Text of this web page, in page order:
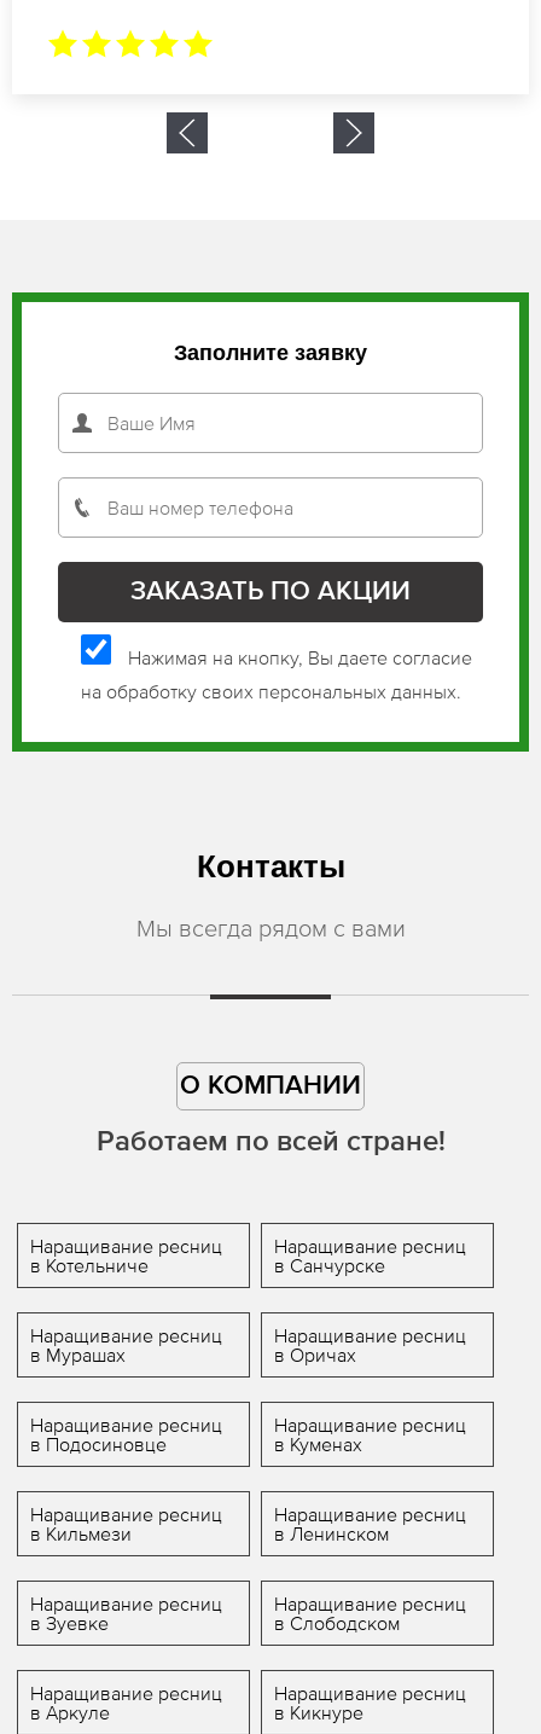
Заполните заявку
Нажимая на кнопку, Вы даете согласие
на обработку своих персональных данных.
Контакты
Мы всегда рядом с вами
О КОМПАНИИ
Работаем по всей стране!
Наращивание ресниц
в Котельниче
Наращивание ресниц
в Санчурске
Наращивание ресниц
в Мурашах
Наращивание ресниц
в Оричах
Наращивание ресниц
в Подосиновце
Наращивание ресниц
в Куменах
Наращивание ресниц
в Кильмези
Наращивание ресниц
в Ленинском
Наращивание ресниц
в Зуевке
Наращивание ресниц
в Слободском
Наращивание ресниц
в Аркуле
Наращивание ресниц
в Кикнуре